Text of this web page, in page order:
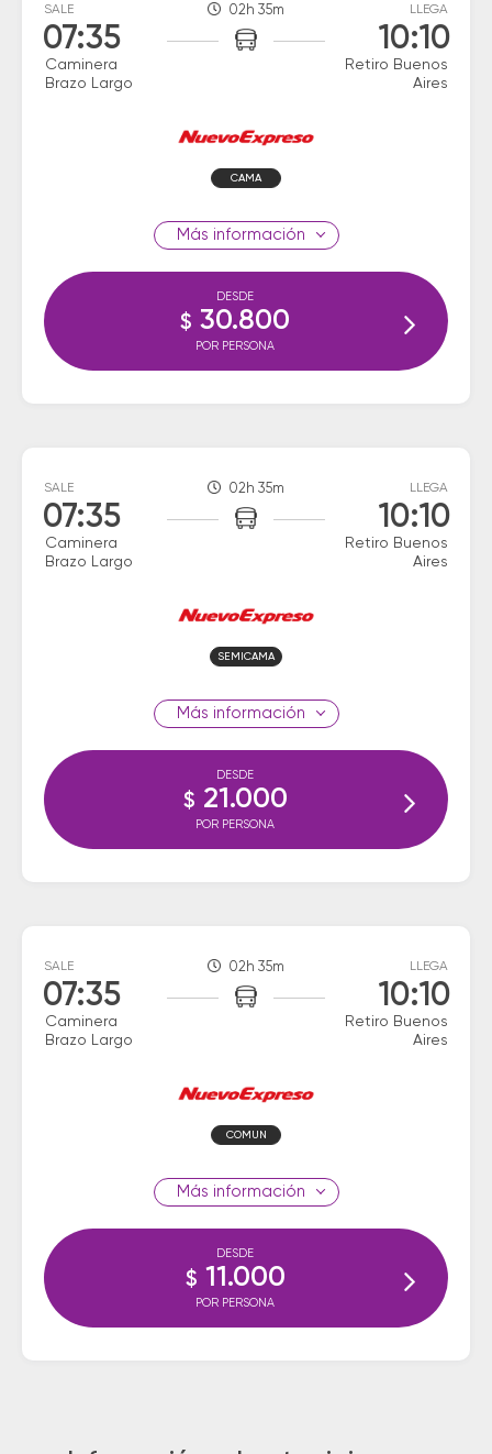
SALE
07:35
Caminera
Brazo Largo
02h 35m LLEGA
10:10
Retiro Buenos
Aires
CAMA
información
DESDE
$ 30.800
POR PERSONA
SALE
07:35
Caminera
Brazo Largo
02h 35m LLEGA
10:10
Retiro Buenos
Aires
SEMICAMA
información
DESDE
$ 21.000
POR PERSONA
SALE
07:35
Caminera
Brazo Largo
02h 35m LLEGA
10:10
Retiro Buenos
Aires
COMUN
información
DESDE
$ 11.000
POR PERSONA